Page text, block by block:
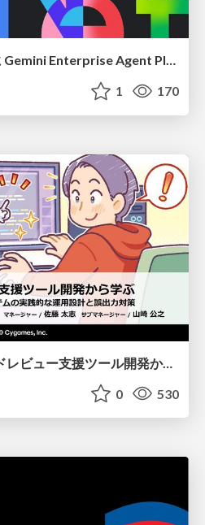
AI ネイティブな組織に Gemini Enterprise Agent Platform がなぜ必要なのか
1 170
【CEDEC2026】コードレビュー支援ツール開発から学ぶ：LLMを用いた業務システムの実践的な運用設計と誤出力対策
0 530